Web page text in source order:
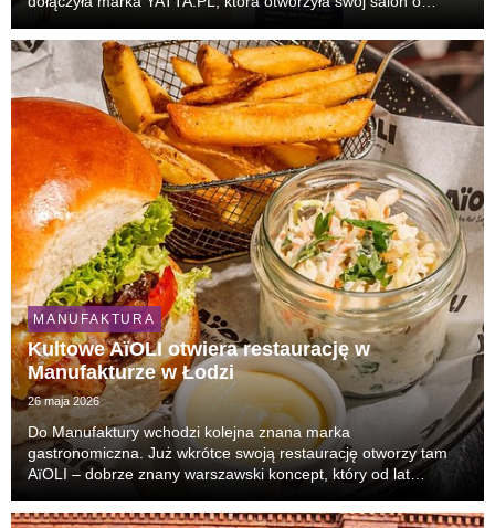
odsłona obecności marki w Łodzi. Klienc...
MANUFAKTURA
Kultowe AïOLI otwiera restaurację w
Manufakturze w Łodzi
26 maja 2026
Do Manufaktury wchodzi kolejna znana marka
gastronomiczna. Już wkrótce swoją restaurację otworzy tam
AïOLI – dobrze znany warszawski koncept, który od lat
rozpoznawalnych lokali lifestyle’owych w stolicy.